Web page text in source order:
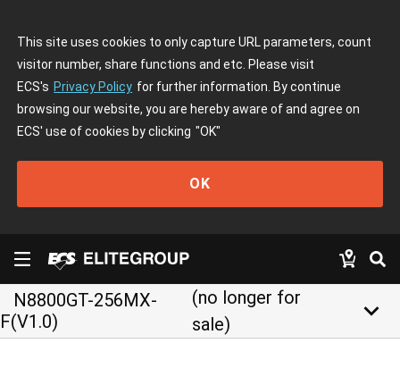
This site uses cookies to only capture URL parameters, count
visitor number, share functions and etc. Please visit
ECS's Privacy Policy for further information. By continue
browsing our website, you are hereby aware of and agree on
ECS' use of cookies by clicking "OK"
OK
N8800GT-256MX-
F(V1.0)
(no longer for
sale)
keyboard_arrow_down